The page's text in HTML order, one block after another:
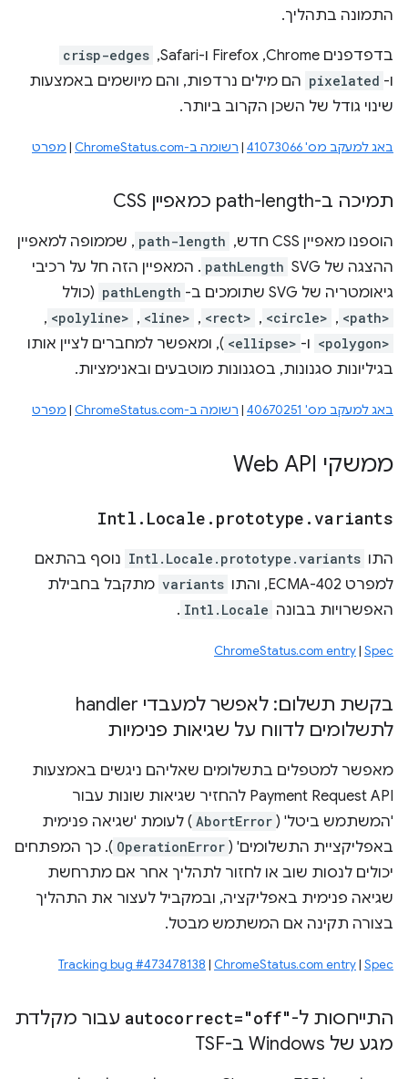
התמונה בתהליך.
בדפדפנים Chrome,‏ Firefox ו-Safari,‏ crisp-edges
ו- pixelated הם מילים נרדפות, והם מיושמים באמצעות
שינוי גודל של השכן הקרוב ביותר.
באג למעקב מס' 41073066 | רשומה ב-ChromeStatus.com | מפרט
תמיכה ב-path-length כמאפיין CSS
הוספנו מאפיין CSS חדש, path-length , שממופה למאפיין
ההצגה של SVG‏
pathLength . המאפיין הזה חל על רכיבי
גיאומטריה של SVG שתומכים ב-
pathLength (כולל
<path>
,‏
<circle>
,‏
<rect>
,‏
<line>
,‏
<polyline>
,‏
<polygon> ו- <ellipse> ), ומאפשר למחברים לציין אותו
בגיליונות סגנונות, בסגנונות מוטבעים ובאנימציות.
באג למעקב מס' 40670251 | רשומה ב-ChromeStatus.com | מפרט
ממשקי Web API
Intl . Locale . prototype . variants
התו Intl.Locale.prototype.variants נוסף בהתאם
למפרט ECMA-402, והתו
variants מתקבל בחבילת
האפשרויות בבונה Intl.Locale
.
ChromeStatus.com entry| Spec
בקשת תשלום: לאפשר למעבדי handler
לתשלומים לדווח על שגיאות פנימיות
מאפשר למטפלים בתשלומים שאליהם ניגשים באמצעות
Payment Request API להחזיר שגיאות שונות עבור
'המשתמש ביטל' ( AbortError ) לעומת 'שגיאה פנימית
באפליקציית התשלומים' ( OperationError ). כך המפתחים
יכולים לנסות שוב או לחזור לתהליך אחר אם מתרחשת
שגיאה פנימית באפליקציה, ובמקביל לעצור את התהליך
בצורה תקינה אם המשתמש מבטל.
Tracking bug #473478138 | ChromeStatus.com entry| Spec
התייחסות ל-autocorrect="off" עבור מקלדת
מגע של Windows ב-TSF